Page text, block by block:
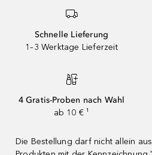
Schnelle Lieferung
1–3 Werktage Lieferzeit
4 Gratis-Proben nach Wahl
ab 10 € ¹
Die Bestellung darf nicht allein